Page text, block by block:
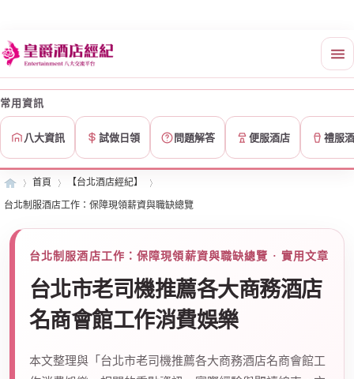
常用資訊
八大資訊 試做日領 問題解答 便服酒店 禮服
首頁
›
【台北酒店經紀】
›
台北制服酒店工作：保障現領薪資與職缺總覽
台北制服酒店工作：保障現領薪資與職缺總覽 · 實用文章
台北市老司機推薦各大商務酒店
名商會館工作消費娛樂
本文整理與「台北市老司機推薦各大商務酒店名商會館工